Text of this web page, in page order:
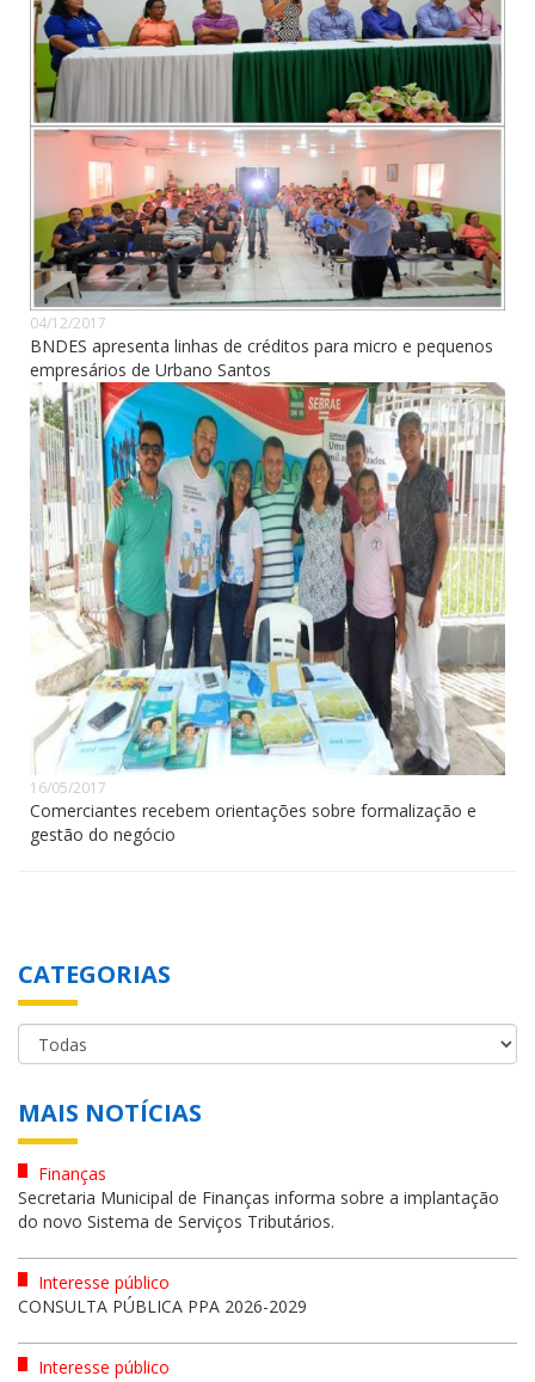
04/12/2017
BNDES apresenta linhas de créditos para micro e pequenos
empresários de Urbano Santos
16/05/2017
Comerciantes recebem orientações sobre formalização e
gestão do negócio
CATEGORIAS
MAIS NOTÍCIAS
Finanças
Secretaria Municipal de Finanças informa sobre a implantação
do novo Sistema de Serviços Tributários.
Interesse público
CONSULTA PÚBLICA PPA 2026-2029
Interesse público